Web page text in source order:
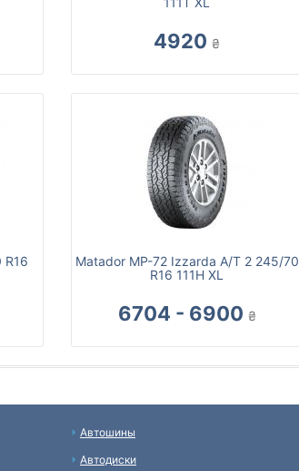
4920 ₴
R16
Matador MP-72 Izzarda A/T 2 245/70
R16 111H XL
6704 - 6900 ₴
Автошины
Автодиски